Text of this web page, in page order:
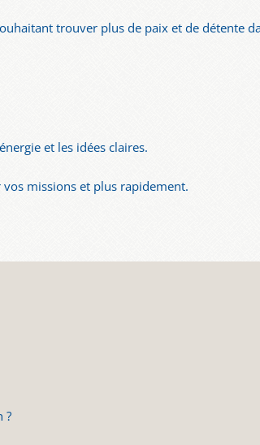
trouver plus de paix et de détente
et les idées claires.
missions et plus rapidement.
?